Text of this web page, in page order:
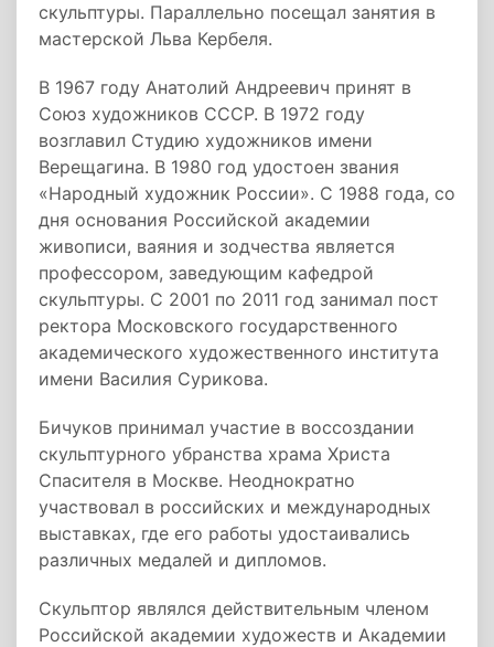
скульптуры. Параллельно посещал занятия в
мастерской Льва Кербеля.
В 1967 году Анатолий Андреевич принят в
Союз художников СССР. В 1972 году
возглавил Студию художников имени
Верещагина. В 1980 год удостоен звания
«Народный художник России». С 1988 года, со
дня основания Российской академии
живописи, ваяния и зодчества является
профессором, заведующим кафедрой
скульптуры. С 2001 по 2011 год занимал пост
ректора Московского государственного
академического художественного института
имени Василия Сурикова.
Бичуков принимал участие в воссоздании
скульптурного убранства храма Христа
Спасителя в Москве. Неоднократно
участвовал в российских и международных
выставках, где его работы удостаивались
различных медалей и дипломов.
Скульптор являлся действительным членом
Российской академии художеств и Академии